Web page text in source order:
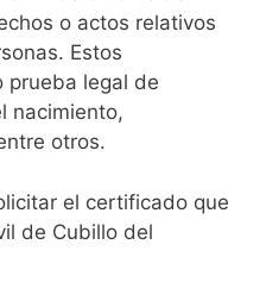
o actos relativos
Estos
prueba legal de
nacimiento,
otros.
el certificado que
de Cubillo del